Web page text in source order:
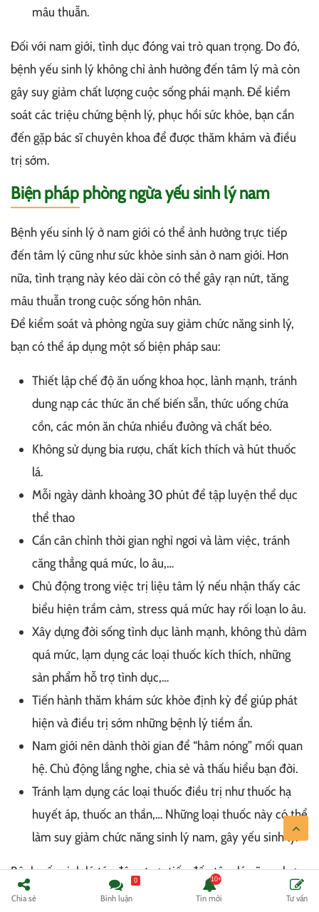
mâu thuẫn.
Đối với nam giới, tình dục đóng vai trò quan trọng. Do đó,
bệnh yếu sinh lý không chỉ ảnh hưởng đến tâm lý mà còn
gây suy giảm chất lượng cuộc sống phái mạnh. Để kiểm
soát các triệu chứng bệnh lý, phục hồi sức khỏe, bạn cần
đến gặp bác sĩ chuyên khoa để được thăm khám và điều
trị sớm.
Biện pháp phòng ngừa yếu sinh lý nam
Bệnh yếu sinh lý ở nam giới có thể ảnh hưởng trực tiếp
đến tâm lý cũng như sức khỏe sinh sản ở nam giới. Hơn
nữa, tình trạng này kéo dài còn có thể gây rạn nứt, tăng
mâu thuẫn trong cuộc sống hôn nhân.
Để kiểm soát và phòng ngừa suy giảm chức năng sinh lý,
bạn có thể áp dụng một số biện pháp sau:
Thiết lập chế độ ăn uống khoa học, lành mạnh, tránh
dung nạp các thức ăn chế biến sẵn, thức uống chứa
cồn, các món ăn chứa nhiều đường và chất béo.
Không sử dụng bia rượu, chất kích thích và hút thuốc
lá.
Mỗi ngày dành khoảng 30 phút để tập luyện thể dục
thể thao
Cần cân chỉnh thời gian nghỉ ngơi và làm việc, tránh
căng thẳng quá mức, lo âu,…
Chủ động trong việc trị liệu tâm lý nếu nhận thấy các
biểu hiện trầm cảm, stress quá mức hay rối loạn lo âu.
Xây dựng đời sống tình dục lành mạnh, không thủ dâm
quá mức, lạm dụng các loại thuốc kích thích, những
sản phẩm hỗ trợ tình dục,…
Tiến hành thăm khám sức khỏe định kỳ để giúp phát
hiện và điều trị sớm những bệnh lý tiềm ẩn.
Nam giới nên dành thời gian để “hâm nóng” mối quan
hệ. Chủ động lắng nghe, chia sẻ và thấu hiểu bạn đời.
Tránh lạm dụng các loại thuốc điều trị như thuốc hạ
huyết áp, thuốc an thần,… Những loại thuốc này có thể
làm suy giảm chức năng sinh lý nam, gây yếu sinh lý.
Bệnh yếu sinh lý tác động trực tiếp đến tâm lý cũng như
chất lượng cuộc sống của nam giới, đồng thời làm tăng
Chia sẻ Bình luận
0
Tin mới Tư vấn